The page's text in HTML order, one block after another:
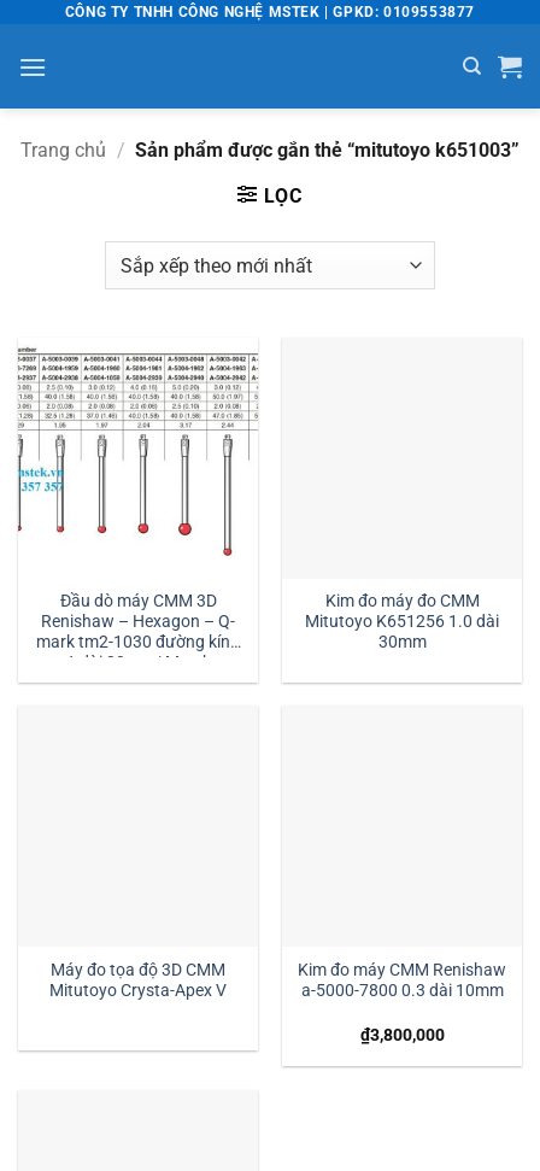
nội
dung
CÔNG TY TNHH CÔNG NGHỆ MSTEK | GPKD: 0109553877
Trang chủ / Sản phẩm được gắn thẻ “mitutoyo k651003”
LỌC
Đầu dò máy CMM 3D
Renishaw – Hexagon – Q-
mark tm2-1030 đường kính
1 dài 30mm:| Mstek
Technology
Kim đo máy đo CMM
Mitutoyo K651256 1.0 dài
30mm
Máy đo tọa độ 3D CMM
Mitutoyo Crysta-Apex V
Kim đo máy CMM Renishaw
a-5000-7800 0.3 dài 10mm
₫3,800,000